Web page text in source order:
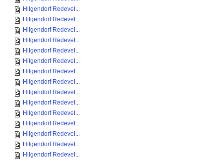
Hilgendorf Redevel...
Hilgendorf Redevel...
Hilgendorf Redevel...
Hilgendorf Redevel...
Hilgendorf Redevel...
Hilgendorf Redevel...
Hilgendorf Redevel...
Hilgendorf Redevel...
Hilgendorf Redevel...
Hilgendorf Redevel...
Hilgendorf Redevel...
Hilgendorf Redevel...
Hilgendorf Redevel...
Hilgendorf Redevel...
Hilgendorf Redevel...